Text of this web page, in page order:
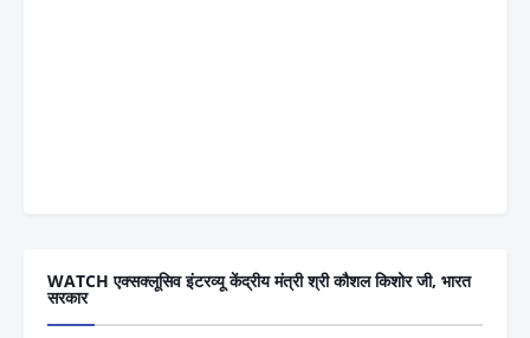
WATCH एक्सक्लूसिव इंटरव्यू केंद्रीय मंत्री श्री कौशल किशोर जी, भारत
सरकार